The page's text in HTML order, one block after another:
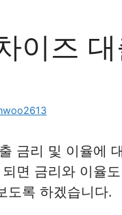
이즈
금리 및 이율에
면 금리와 이율
도록 하겠습니다.